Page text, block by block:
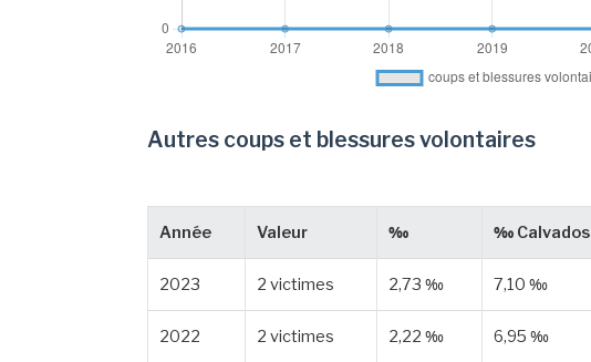
Autres coups et blessures volontaires
Année Valeur ‰ ‰ Calvados
2023 2 victimes 2,73 ‰ 7,10 ‰
2022 2 victimes 2,22 ‰ 6,95 ‰